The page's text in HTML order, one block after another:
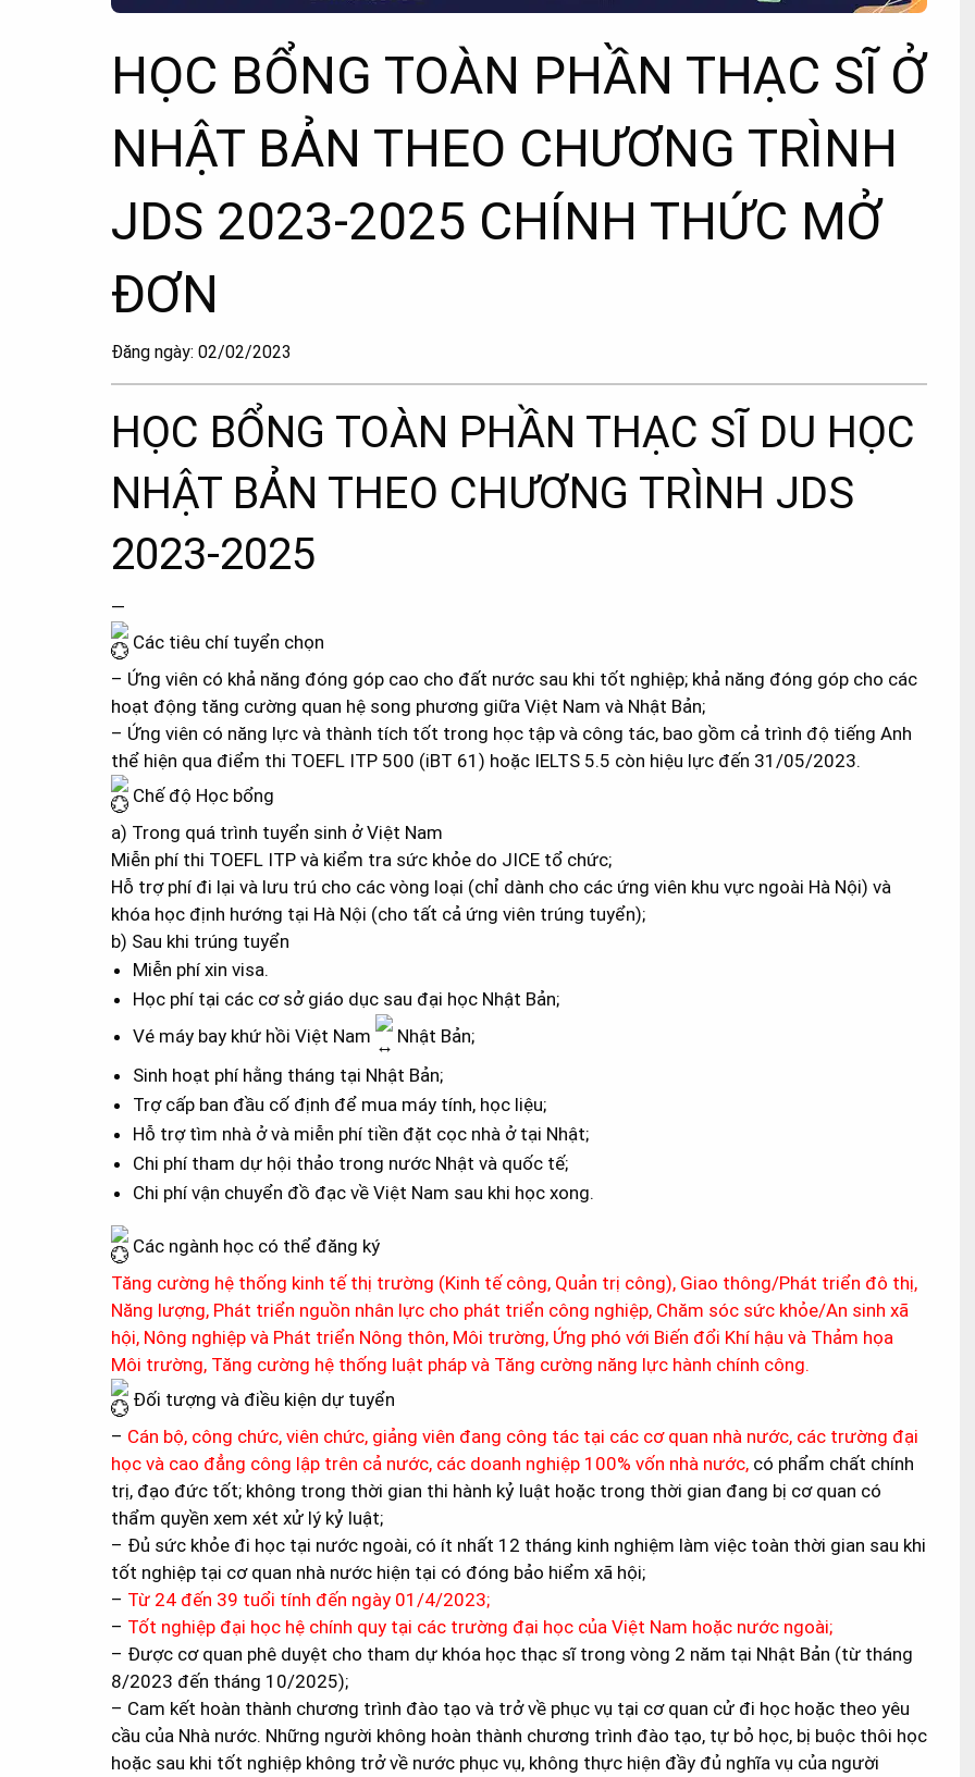
HỌC BỔNG TOÀN PHẦN THẠC SĨ Ở
NHẬT BẢN THEO CHƯƠNG TRÌNH
JDS 2023-2025 CHÍNH THỨC MỞ
ĐƠN
Đăng ngày: 02/02/2023
HỌC BỔNG TOÀN PHẦN THẠC SĨ DU HỌC
NHẬT BẢN THEO CHƯƠNG TRÌNH JDS
2023-2025
—
Các tiêu chí tuyển chọn
– Ứng viên có khả năng đóng góp cao cho đất nước sau khi tốt nghiệp; khả năng đóng góp cho các
hoạt động tăng cường quan hệ song phương giữa Việt Nam và Nhật Bản;
– Ứng viên có năng lực và thành tích tốt trong học tập và công tác, bao gồm cả trình độ tiếng Anh
thể hiện qua điểm thi TOEFL ITP 500 (iBT 61) hoặc IELTS 5.5 còn hiệu lực đến 31/05/2023.
Chế độ Học bổng
a) Trong quá trình tuyển sinh ở Việt Nam
Miễn phí thi TOEFL ITP và kiểm tra sức khỏe do JICE tổ chức;
Hỗ trợ phí đi lại và lưu trú cho các vòng loại (chỉ dành cho các ứng viên khu vực ngoài Hà Nội) và
khóa học định hướng tại Hà Nội (cho tất cả ứng viên trúng tuyển);
b) Sau khi trúng tuyển
Miễn phí xin visa.
Học phí tại các cơ sở giáo dục sau đại học Nhật Bản;
Vé máy bay khứ hồi Việt Nam
Nhật Bản;
Sinh hoạt phí hằng tháng tại Nhật Bản;
Trợ cấp ban đầu cố định để mua máy tính, học liệu;
Hỗ trợ tìm nhà ở và miễn phí tiền đặt cọc nhà ở tại Nhật;
Chi phí tham dự hội thảo trong nước Nhật và quốc tế;
Chi phí vận chuyển đồ đạc về Việt Nam sau khi học xong.
Các ngành học có thể đăng ký
Tăng cường hệ thống kinh tế thị trường (Kinh tế công, Quản trị công), Giao thông/Phát triển đô thị,
Năng lượng, Phát triển nguồn nhân lực cho phát triển công nghiệp, Chăm sóc sức khỏe/An sinh xã
hội, Nông nghiệp và Phát triển Nông thôn, Môi trường, Ứng phó với Biến đổi Khí hậu và Thảm họa
Môi trường, Tăng cường hệ thống luật pháp và Tăng cường năng lực hành chính công.
Đối tượng và điều kiện dự tuyển
– Cán bộ, công chức, viên chức, giảng viên đang công tác tại các cơ quan nhà nước, các trường đại
học và cao đẳng công lập trên cả nước, các doanh nghiệp 100% vốn nhà nước, có phẩm chất chính
trị, đạo đức tốt; không trong thời gian thi hành kỷ luật hoặc trong thời gian đang bị cơ quan có
thẩm quyền xem xét xử lý kỷ luật;
– Đủ sức khỏe đi học tại nước ngoài, có ít nhất 12 tháng kinh nghiệm làm việc toàn thời gian sau khi
tốt nghiệp tại cơ quan nhà nước hiện tại có đóng bảo hiểm xã hội;
– Từ 24 đến 39 tuổi tính đến ngày 01/4/2023;
– Tốt nghiệp đại học hệ chính quy tại các trường đại học của Việt Nam hoặc nước ngoài;
– Được cơ quan phê duyệt cho tham dự khóa học thạc sĩ trong vòng 2 năm tại Nhật Bản (từ tháng
8/2023 đến tháng 10/2025);
– Cam kết hoàn thành chương trình đào tạo và trở về phục vụ tại cơ quan cử đi học hoặc theo yêu
cầu của Nhà nước. Những người không hoàn thành chương trình đào tạo, tự bỏ học, bị buộc thôi học
hoặc sau khi tốt nghiệp không trở về nước phục vụ, không thực hiện đầy đủ nghĩa vụ của người